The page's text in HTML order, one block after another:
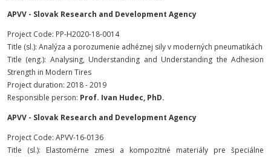
APVV - Slovak Research and Development Agency
Project Code: PP-H2020-18-0014
Title (sl.): Analýza a porozumenie adhéznej sily v moderných pneumatikách
Title (eng.): Analysing, Understanding and Understanding the Adhesion
Strength in Modern Tires
Project duration: 2018 - 2019
Responsible person: Prof. Ivan Hudec, PhD.
APVV - Slovak Research and Development Agency
Project Code: APVV-16-0136
Title (sl.): Elastomérne zmesi a kompozitné materiály pre špeciálne